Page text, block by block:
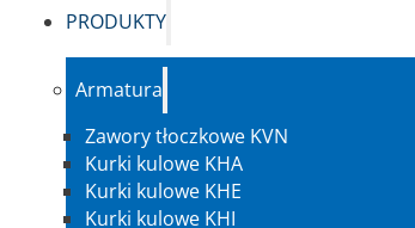
PRODUKTY
Armatura
Zawory tłoczkowe KVN
Kurki kulowe KHA
Kurki kulowe KHE
Kurki kulowe KHI